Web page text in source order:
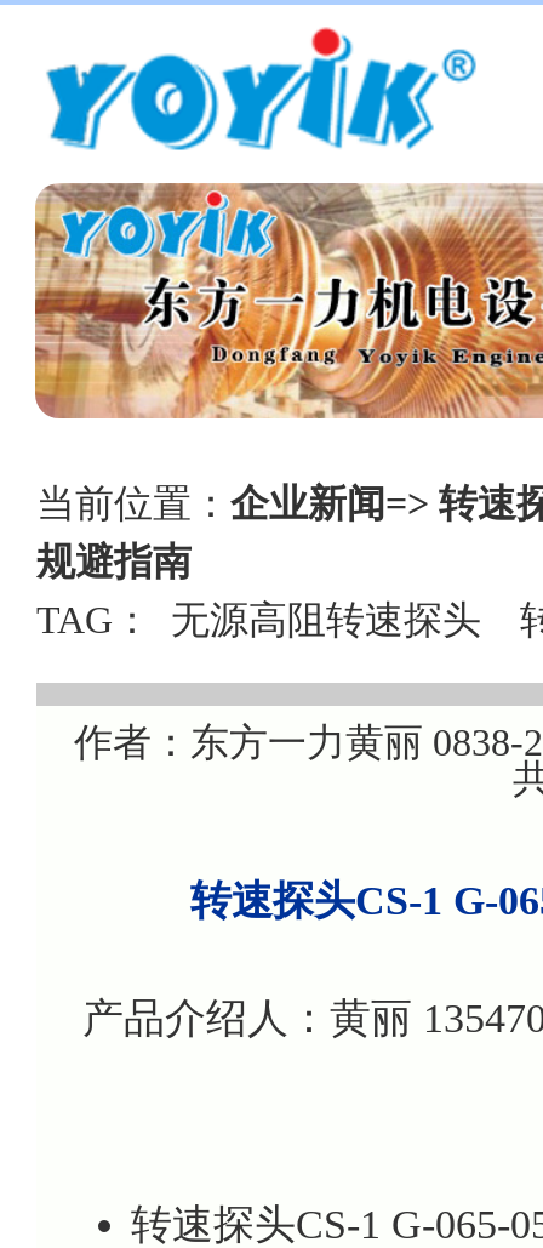
当前位置： 企业新闻=> 转速
规避指南
TAG： 无源高阻转速探头
作者：东方一力黄丽
转速探头CS-1 G-
产品介绍人：黄丽
转速探头CS-1 G-065-